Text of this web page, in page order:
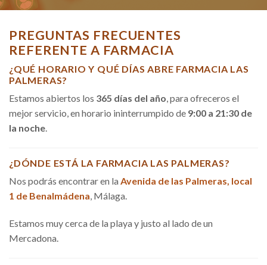
PREGUNTAS FRECUENTES
REFERENTE A FARMACIA
¿QUÉ HORARIO Y QUÉ DÍAS ABRE FARMACIA LAS
PALMERAS?
Estamos abiertos los 365 días del año, para ofreceros el
mejor servicio, en horario ininterrumpido de 9:00 a 21:30 de
la noche.
¿DÓNDE ESTÁ LA FARMACIA LAS PALMERAS?
Nos podrás encontrar en la Avenida de las Palmeras, local
1 de Benalmádena, Málaga.
Estamos muy cerca de la playa y justo al lado de un
Mercadona.